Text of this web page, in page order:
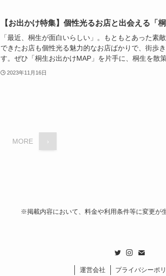
【お出かけ特集】個性光るお店と出会える「
「最近、桐生が面白いらしい」。もともとあった素
できたお店も個性光る魅力的なお店ばかりで、街歩
す。ぜひ「桐生お出かけMAP」を片手に、桐生を散
2023年11月16日
MORE ›
※掲載内容において、料金や利用条件等に変更が
運営会社 プライバシーポ